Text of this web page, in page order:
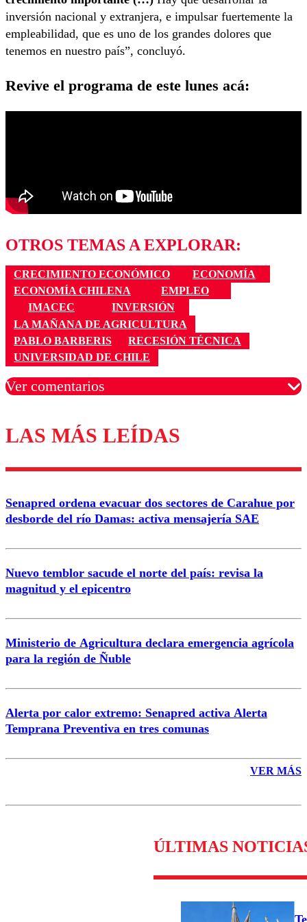
inversión nacional y extranjera, e impulsar fuertemente la
empleabilidad, que es uno de los grandes dolores que
tenemos en nuestro país”, concluyó.
Revive el programa de este lunes acá:
OTROS TEMAS A EXPLORAR:
CRECIMIENTO ECONÓMICO
ECONOMÍA
ECONOMÍA CHILENA
EMPLEO
IMACEC
INVERSIÓN
LA MAÑANA DE AGRICULTURA
PABLO BARBERIS
RECESIÓN TÉCNICA
UNIVERSIDAD DE CHILE
Ver comentarios
Los comentarios son moderados para garantizar un
diálogo respetuoso.
Nombre
Correo
LAS MÁS LEÍDAS
Senapred ordena evacuar dos sectores de Carahue por
desborde del río Damas: activa mensajería SAE
Nuevo temblor sacude el norte del país: revisa la
magnitud y el epicentro
Ministerio de Agricultura declara emergencia agrícola
para la región de Ñuble
Alerta por calor extremo: Senapred activa Alerta
Temprana Preventiva en tres comunas
VER MÁS
ÚLTIMAS